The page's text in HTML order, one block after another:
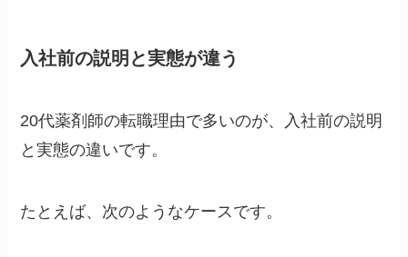
入社前の説明と実態が違う
20代薬剤師の転職理由で多いのが、入社前の説明
と実態の違いです。
たとえば、次のようなケースです。